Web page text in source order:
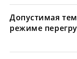
Допустимая
режиме